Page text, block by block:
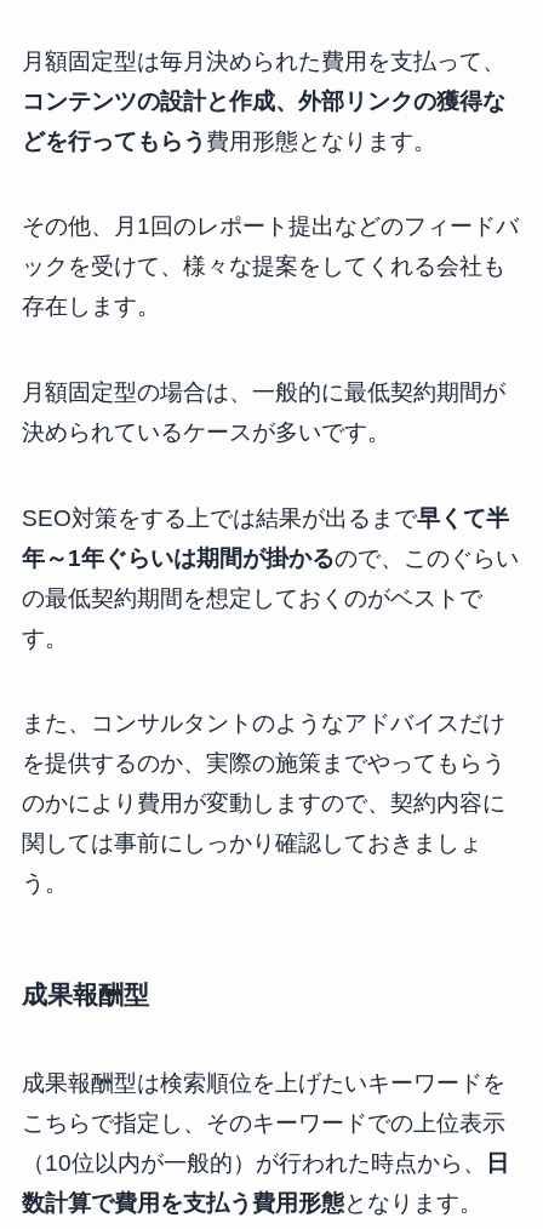
月額固定型は毎月決められた費用を支払って、
コンテンツの設計と作成、外部リンクの獲得な
どを行ってもらう 費用形態となります。
その他、月1回のレポート提出などのフィードバ
ックを受けて、様々な提案をしてくれる会社も
存在します。
月額固定型の場合は、一般的に最低契約期間が
決められているケースが多いです。
SEO対策をする上では結果が出るまで早くて半
年～1年ぐらいは期間が掛かるので、このぐらい
の最低契約期間を想定しておくのがベストで
す。
また、コンサルタントのようなアドバイスだけ
を提供するのか、実際の施策までやってもらう
のかにより費用が変動しますので、契約内容に
関しては事前にしっかり確認しておきましょ
う。
成果報酬型
成果報酬型は検索順位を上げたいキーワードを
こちらで指定し、そのキーワードでの上位表示
（10位以内が一般的）が行われた時点から、
日
数計算で費用を支払う費用形態となります。